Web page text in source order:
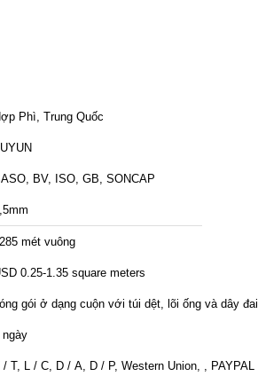
Phì, Trung Quốc
BV, ISO, GB, SONCAP
mét vuông
0.25-1.35 square meters
gói ở dạng cuộn với túi dệt, lõi ống và dây đai
ngày
/ T, L / C, D / A, D / P, Western Union, , PAYPAL